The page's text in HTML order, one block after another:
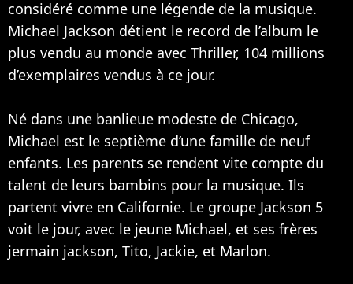
considéré comme une légende de la musique.
Michael Jackson détient le record de l’album le
plus vendu au monde avec Thriller, 104 millions
d’exemplaires vendus à ce jour.
Né dans une banlieue modeste de Chicago,
Michael est le septième d’une famille de neuf
enfants. Les parents se rendent vite compte du
talent de leurs bambins pour la musique. Ils
partent vivre en Californie. Le groupe Jackson 5
voit le jour, avec le jeune Michael, et ses frères
jermain jackson, Tito, Jackie, et Marlon.